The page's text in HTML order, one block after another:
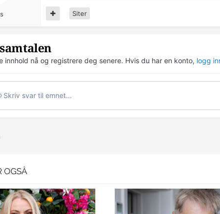
Siter
innhold nå og registrere deg senere. Hvis du har en konto, logg
Skriv svar til emnet...
OGSÅ